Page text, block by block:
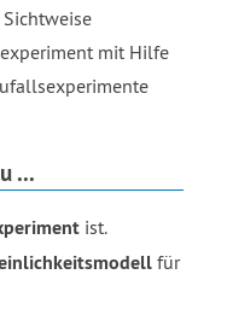
mit Hilfe
...
ist.
für